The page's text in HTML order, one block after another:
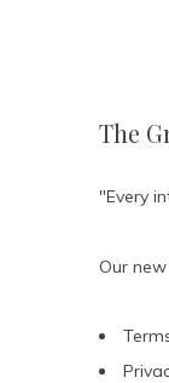
The
"Every
Our